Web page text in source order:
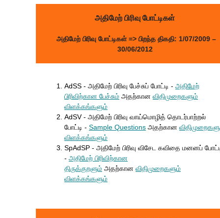
அதிமேற் பிரிவு போட்டிகள்
அதிமேற் பிரிவு போட்டிகள்=> பிறந்த திகதி: 1/07/2009 –
30/06/2012
AdSS - அதிமேற் பிரிவு பேச்சுப் போட்டி - அதிமேற்
பிரிவிற்கான பேச்சும் அதற்கான விதிமுறைகளும்
விளக்கங்களும்
AdSV - அதிமேற் பிரிவு வாய்மொழித் தொடர்பாற்றல்
போட்டி - Sample Questions அதற்கான விதிமுறைகளு
விளக்கங்களும்
SpAdSP - அதிமேற் பிரிவு விசேட கவிதை மனனப்
- அதிமேற் பிரிவிற்கான
திருக்குறளும் அதற்கான விதிமுறைகளும்
விளக்கங்களும்